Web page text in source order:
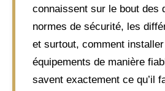
connaissent sur le bout des
normes de sécurité, les
et surtout, comment
équipements de manière
savent exactement ce qu’il